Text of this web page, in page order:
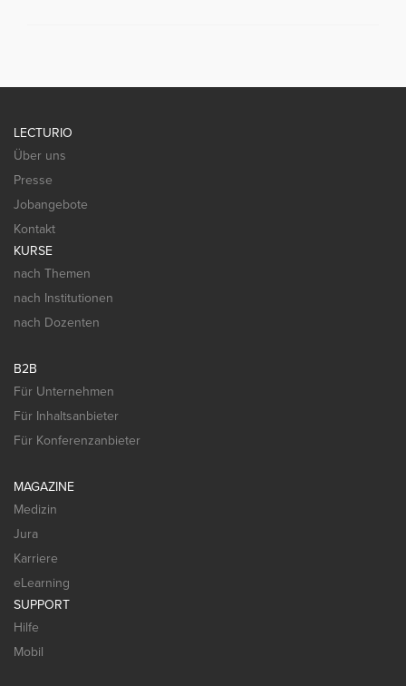
LECTURIO
Über uns
Presse
Jobangebote
Kontakt
KURSE
nach Themen
nach Institutionen
nach Dozenten
B2B
Für Unternehmen
Für Inhaltsanbieter
Für Konferenzanbieter
MAGAZINE
Medizin
Jura
Karriere
eLearning
SUPPORT
Hilfe
Mobil